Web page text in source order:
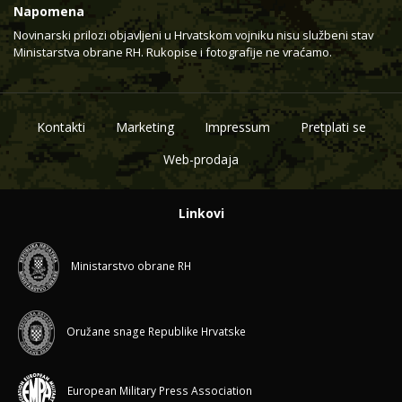
Napomena
Novinarski prilozi objavljeni u Hrvatskom vojniku nisu službeni stav
Ministarstva obrane RH. Rukopise i fotografije ne vraćamo.
Kontakti Marketing Impressum
Pretplati se
Web-prodaja
Linkovi
Ministarstvo obrane RH
Oružane snage Republike Hrvatske
European Military Press Association